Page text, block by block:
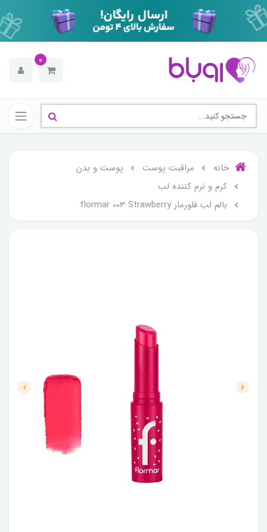
0
خانه مراقبت پوست
پوست و بدن
کرم و نرم کننده لب
بالم لب فلورمار flormar 003 Strawberry